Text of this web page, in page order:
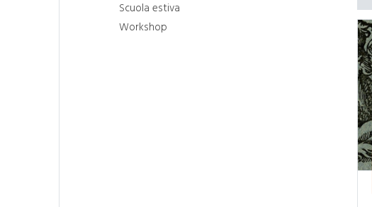
Scuola estiva
Workshop